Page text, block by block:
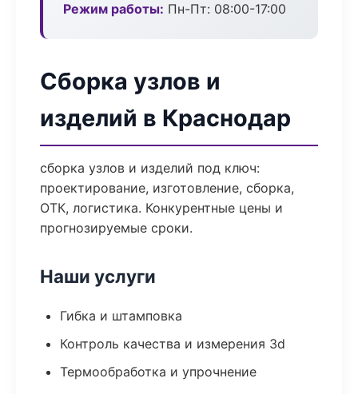
Режим работы: Пн-Пт: 08:00-17:00
Сборка узлов и
изделий в Краснодар
сборка узлов и изделий под ключ:
проектирование, изготовление, сборка,
ОТК, логистика. Конкурентные цены и
прогнозируемые сроки.
Наши услуги
Гибка и штамповка
Контроль качества и измерения 3d
Термообработка и упрочнение